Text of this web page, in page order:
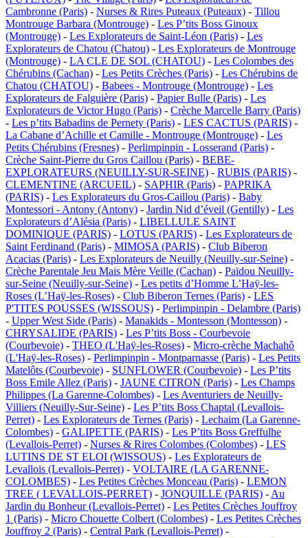
Cambronne (Paris) - Nurses & Rires Puteaux (Puteaux) - Tillou
Montrouge Barbara (Montrouge) - Les P’tits Boss Ginoux
(Montrouge) - Les Explorateurs de Saint-Léon (Paris) - Les
Explorateurs de Chatou (Chatou) - Les Explorateurs de Montrouge
(Montrouge) - LA CLE DE SOL (CHATOU) - Les Colombes des
Chérubins (Cachan) - Les Petits Crèches (Paris) - Les Chérubins de
Chatou (CHATOU) - Babees - Montrouge (Montrouge) - Les
Explorateurs de Falguière (Paris) - Papier Bulle (Paris) - Les
Explorateurs de Victor Hugo (Paris) - Crèche Marcelle Barry (Paris)
- Les p’tits Babadins de Pernety (Paris) - LES CACTUS (PARIS) -
La Cabane d’Achille et Camille - Montrouge (Montrouge) - Les
Petits Chérubins (Fresnes) - Perlimpinpin - Losserand (Paris) -
Crèche Saint-Pierre du Gros Caillou (Paris) - BEBE-
EXPLORATEURS (NEUILLY-SUR-SEINE) - RUBIS (PARIS) -
CLEMENTINE (ARCUEIL) - SAPHIR (Paris) - PAPRIKA
(PARIS) - Les Explorateurs du Gros-Caillou (Paris) - Baby
Montessori - Antony (Antony) - Jardin Nid d’éveil (Gentilly) - Les
Explorateurs d’Alésia (Paris) - LIBELLULE SAINT
DOMINIQUE (PARIS) - LOTUS (PARIS) - Les Explorateurs de
Saint Ferdinand (Paris) - MIMOSA (PARIS) - Club Biberon
Acacias (Paris) - Les Explorateurs de Neuilly (Neuilly-sur-Seine) -
Crèche Parentale Jeu Mais Mère Veille (Cachan) - Païdou Neuilly-
sur-Seine (Neuilly-sur-Seine) - Les petits d’Homme L’Haÿ-les-
Roses (L’Haÿ-les-Roses) - Club Biberon Ternes (Paris) - LES
P'TITES POUSSES (WISSOUS) - Perlimpinpin - Delambre (Paris)
- Upper West Side (Paris) - Manakids - Montesson (Montesson) -
CHRYSALIDE (PARIS) - Les P’tits Boss - Courbevoie
(Courbevoie) - THEO (L'Haÿ-les-Roses) - Micro-crèche Machahô
(L'Haÿ-les-Roses) - Perlimpinpin - Montparnasse (Paris) - Les Petits
Matelôts (Courbevoie) - SUNFLOWER (Courbevoie) - Les P’tits
Boss Emile Allez (Paris) - JAUNE CITRON (Paris) - Les Champs
Philippes (La Garenne-Colombes) - Les Aventuriers de Neuilly-
Villiers (Neuilly-Sur-Seine) - Les P’tits Boss Chaptal (Levallois-
Perret) - Les Explorateurs de Ternes (Paris) - Lechaim (La Garenne-
Colombes) - GALIPETTE (PARIS) - Les P’tits Boss Greffulhe
(Levallois-Perret) - Nurses & Rires Colombes (Colombes) - LES
LUTINS DE ST ELOI (WISSOUS) - Les Explorateurs de
Levallois (Levallois-Perret) - VOLTAIRE (LA GARENNE-
COLOMBES) - Les Petites Crèches Monceau (Paris) - LEMON
TREE ( LEVALLOIS-PERRET) - JONQUILLE (PARIS) - Au
Jardin du Bonheur (Levallois-Perret) - Les Petites Crèches Jouffroy
1 (Paris) - Micro Chouette Colbert (Colombes) - Les Petites Crèches
Jouffroy 2 (Paris) - Central Park (Levallois-Perret) -